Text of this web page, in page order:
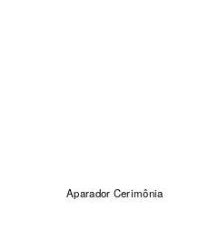
Aparador Cerimônia